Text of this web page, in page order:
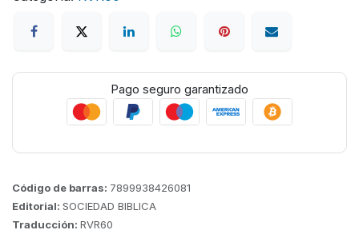
Pago seguro garantizado
Código de barras: 7899938426081
Editorial: SOCIEDAD BIBLICA
Traducción: RVR60